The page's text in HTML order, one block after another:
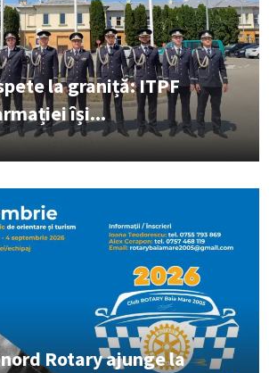
la graniță: ITPF
își...
Rotary ajunge la